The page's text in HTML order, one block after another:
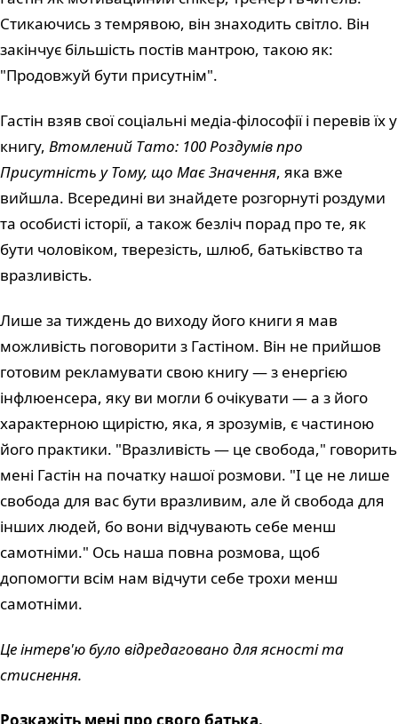
Стикаючись з темрявою, він знаходить світло. Він
закінчує більшість постів мантрою, такою як:
"Продовжуй бути присутнім".
Гастін взяв свої соціальні медіа-філософії і перевів їх у
книгу, Втомлений Тато: 100 Роздумів про
Присутність у Тому, що Має Значення, яка вже
вийшла. Всередині ви знайдете розгорнуті роздуми
та особисті історії, а також безліч порад про те, як
бути чоловіком, тверезість, шлюб, батьківство та
вразливість.
Лише за тиждень до виходу його книги я мав
можливість поговорити з Гастіном. Він не прийшов
готовим рекламувати свою книгу — з енергією
інфлюенсера, яку ви могли б очікувати — а з його
характерною щирістю, яка, я зрозумів, є частиною
його практики. "Вразливість — це свобода," говорить
мені Гастін на початку нашої розмови. "І це не лише
свобода для вас бути вразливим, але й свобода для
інших людей, бо вони відчувають себе менш
самотніми." Ось наша повна розмова, щоб
допомогти всім нам відчути себе трохи менш
самотніми.
Це інтерв'ю було відредаговано для ясності та
стиснення.